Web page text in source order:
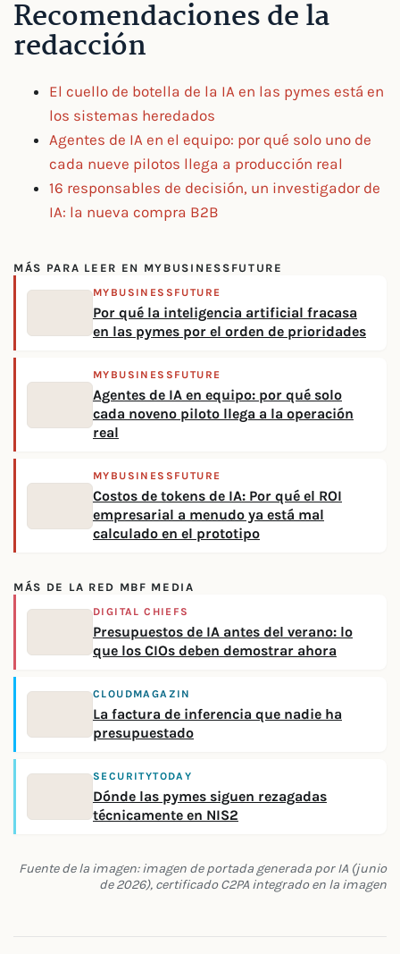
Recomendaciones de la
redacción
El cuello de botella de la IA en las pymes está en
los sistemas heredados
Agentes de IA en el equipo: por qué solo uno de
cada nueve pilotos llega a producción real
16 responsables de decisión, un investigador de
IA: la nueva compra B2B
MÁS PARA LEER EN MYBUSINESSFUTURE
MYBUSINESSFUTURE
Por qué la inteligencia artificial fracasa
en las pymes por el orden de prioridades
MYBUSINESSFUTURE
Agentes de IA en equipo: por qué solo
cada noveno piloto llega a la operación
real
MYBUSINESSFUTURE
Costos de tokens de IA: Por qué el ROI
empresarial a menudo ya está mal
calculado en el prototipo
MÁS DE LA RED MBF MEDIA
DIGITAL CHIEFS
Presupuestos de IA antes del verano: lo
que los CIOs deben demostrar ahora
CLOUDMAGAZIN
La factura de inferencia que nadie ha
presupuestado
SECURITYTODAY
Dónde las pymes siguen rezagadas
técnicamente en NIS2
Fuente de la imagen: imagen de portada generada por IA (junio
de 2026), certificado C2PA integrado en la imagen